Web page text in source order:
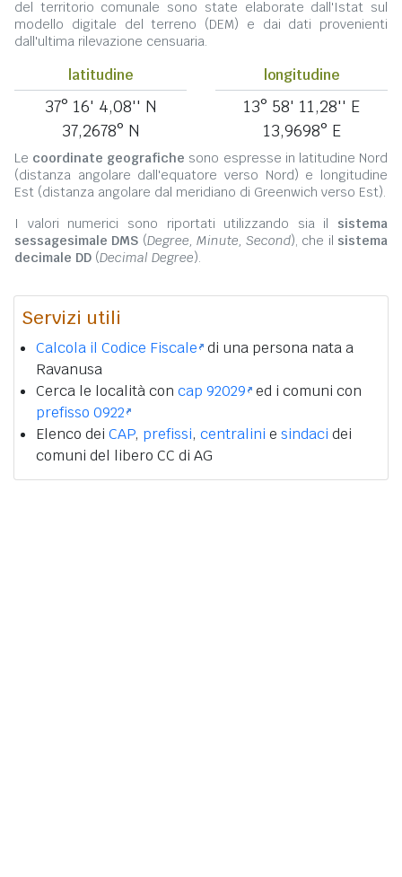
del territorio comunale sono state elaborate dall'Istat sul
modello digitale del terreno (DEM) e dai dati provenienti
dall'ultima rilevazione censuaria.
latitudine
37° 16' 4,08'' N
37,2678° N
longitudine
13° 58' 11,28'' E
13,9698° E
Le coordinate geografiche sono espresse in latitudine Nord
(distanza angolare dall'equatore verso Nord) e longitudine
Est (distanza angolare dal meridiano di Greenwich verso Est).
I valori numerici sono riportati utilizzando sia il sistema
sessagesimale DMS (Degree, Minute, Second), che il sistema
decimale DD (Decimal Degree).
Servizi utili
Calcola il Codice Fiscale di una persona nata a
Ravanusa
Cerca le località con cap 92029 ed i comuni con
prefisso 0922
Elenco dei CAP, prefissi, centralini e sindaci dei
comuni del libero CC di AG